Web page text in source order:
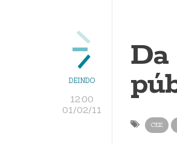
DEINDO
12:00
01/02/11
CEE